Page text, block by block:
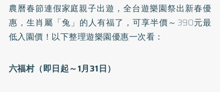
農曆春節連假家庭親子出遊，全台遊樂園祭出新春優
惠，生肖屬「兔」的人有福了，可享半價～390元最
低入園價！以下整理遊樂園優惠一次看：
六福村（即日起～1月31日）